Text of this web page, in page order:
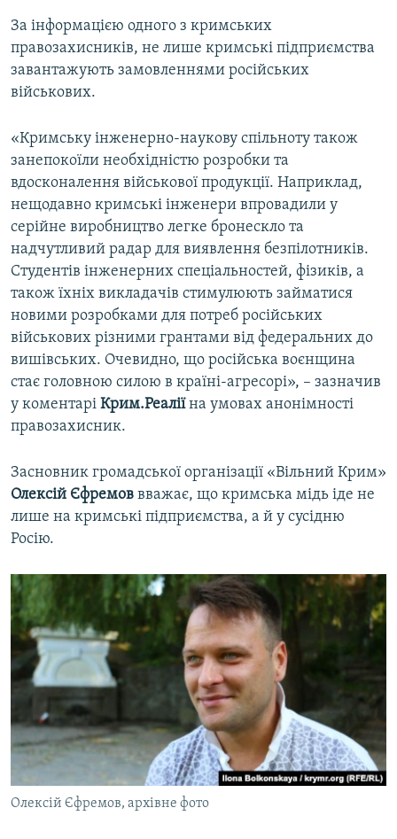
За інформацією одного з кримських
правозахисників, не лише кримські підприємства
завантажують замовленнями російських
військових.
«Кримську інженерно-наукову спільноту також
занепокоїли необхідністю розробки та
вдосконалення військової продукції. Наприклад,
нещодавно кримські інженери впровадили у
серійне виробництво легке бронескло та
надчутливий радар для виявлення безпілотників.
Студентів інженерних спеціальностей, фізиків, а
також їхніх викладачів стимулюють займатися
новими розробками для потреб російських
військових різними грантами від федеральних до
вишівських. Очевидно, що російська воєнщина
стає головною силою в країні-агресорі», – зазначив
у коментарі Крим.Реаліїна умовах анонімності
правозахисник.
Засновник громадської організації «Вільний Крим»
Олексій Єфремов вважає, що кримська мідь іде не
лише на кримські підприємства, а й у сусідню
Росію.
Олексій Єфремов, архівне фото